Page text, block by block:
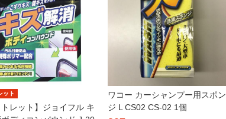
ット
トレット】ジョイフル キ
ワコー カーシャンプー用スポン
ジ L CS02 CS-02 1個